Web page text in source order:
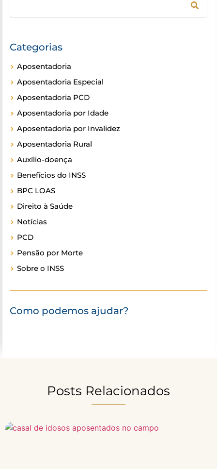
Categorias
Aposentadoria
Aposentadoria Especial
Aposentadoria PCD
Aposentadoria por Idade
Aposentadoria por Invalidez
Aposentadoria Rural
Auxílio-doença
Benefícios do INSS
BPC LOAS
Direito à Saúde
Notícias
PCD
Pensão por Morte
Sobre o INSS
Como podemos ajudar?
Posts Relacionados